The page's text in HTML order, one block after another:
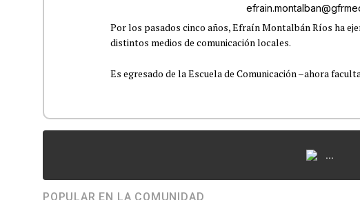
Por los pasados cinco años, Efraín Montalbán Ríos ha
distintos medios de comunicación locales.
Es egresado de la Escuela de Comunicación –ahora
...
POPULAR EN LA COMUNIDAD